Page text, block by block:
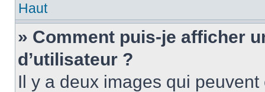
Haut
» Comment puis-je afficher
d’utilisateur ?
Il y a deux images qui